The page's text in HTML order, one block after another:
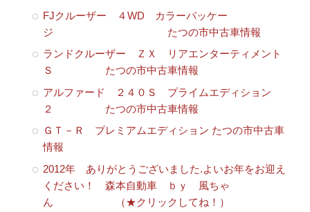
FJクルーザー ４WD カラーパッケー
ジ たつの市中古車情報
ランドクルーザー ＺＸ リアエンターティメント
Ｓ たつの市中古車情報
アルファード ２４０Ｓ プライムエディション
２ たつの市中古車情報
ＧＴ－Ｒ プレミアムエディション たつの市中古車
情報
2012年 ありがとうございました.よいお年をお迎え
ください！ 森本自動車 ｂｙ 風ちゃ
ん （★クリックしてね！）